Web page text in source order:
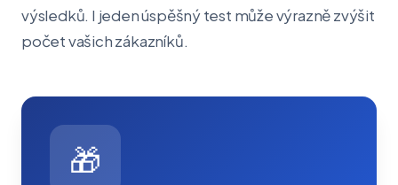
výsledků. I jeden úspěšný test může výrazně zvýšit
počet vašich zákazníků.
🎁